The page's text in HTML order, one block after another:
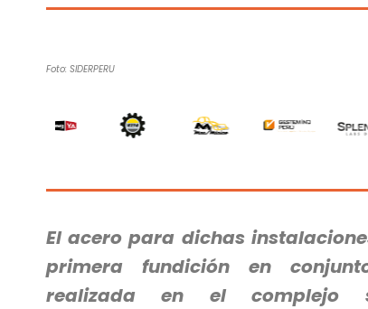
Foto: SIDERPERU
El acero para dichas
primera fundición en
realizada en el complejo